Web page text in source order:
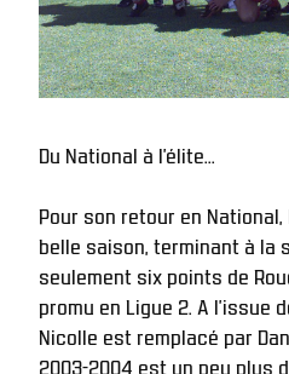
Du National à l'élite...
Pour son retour en
belle saison, terminant à la
seulement six points de
promu en Ligue 2. A l’issue
Nicolle est remplacé par
2003-2004 est un peu plus